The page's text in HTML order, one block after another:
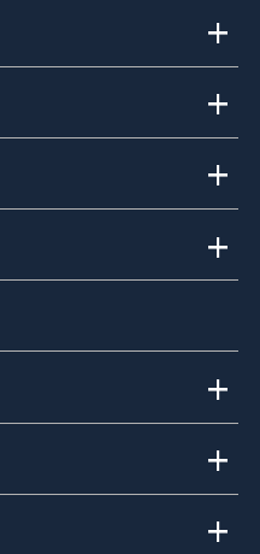
+
+
+
+
+
+
+